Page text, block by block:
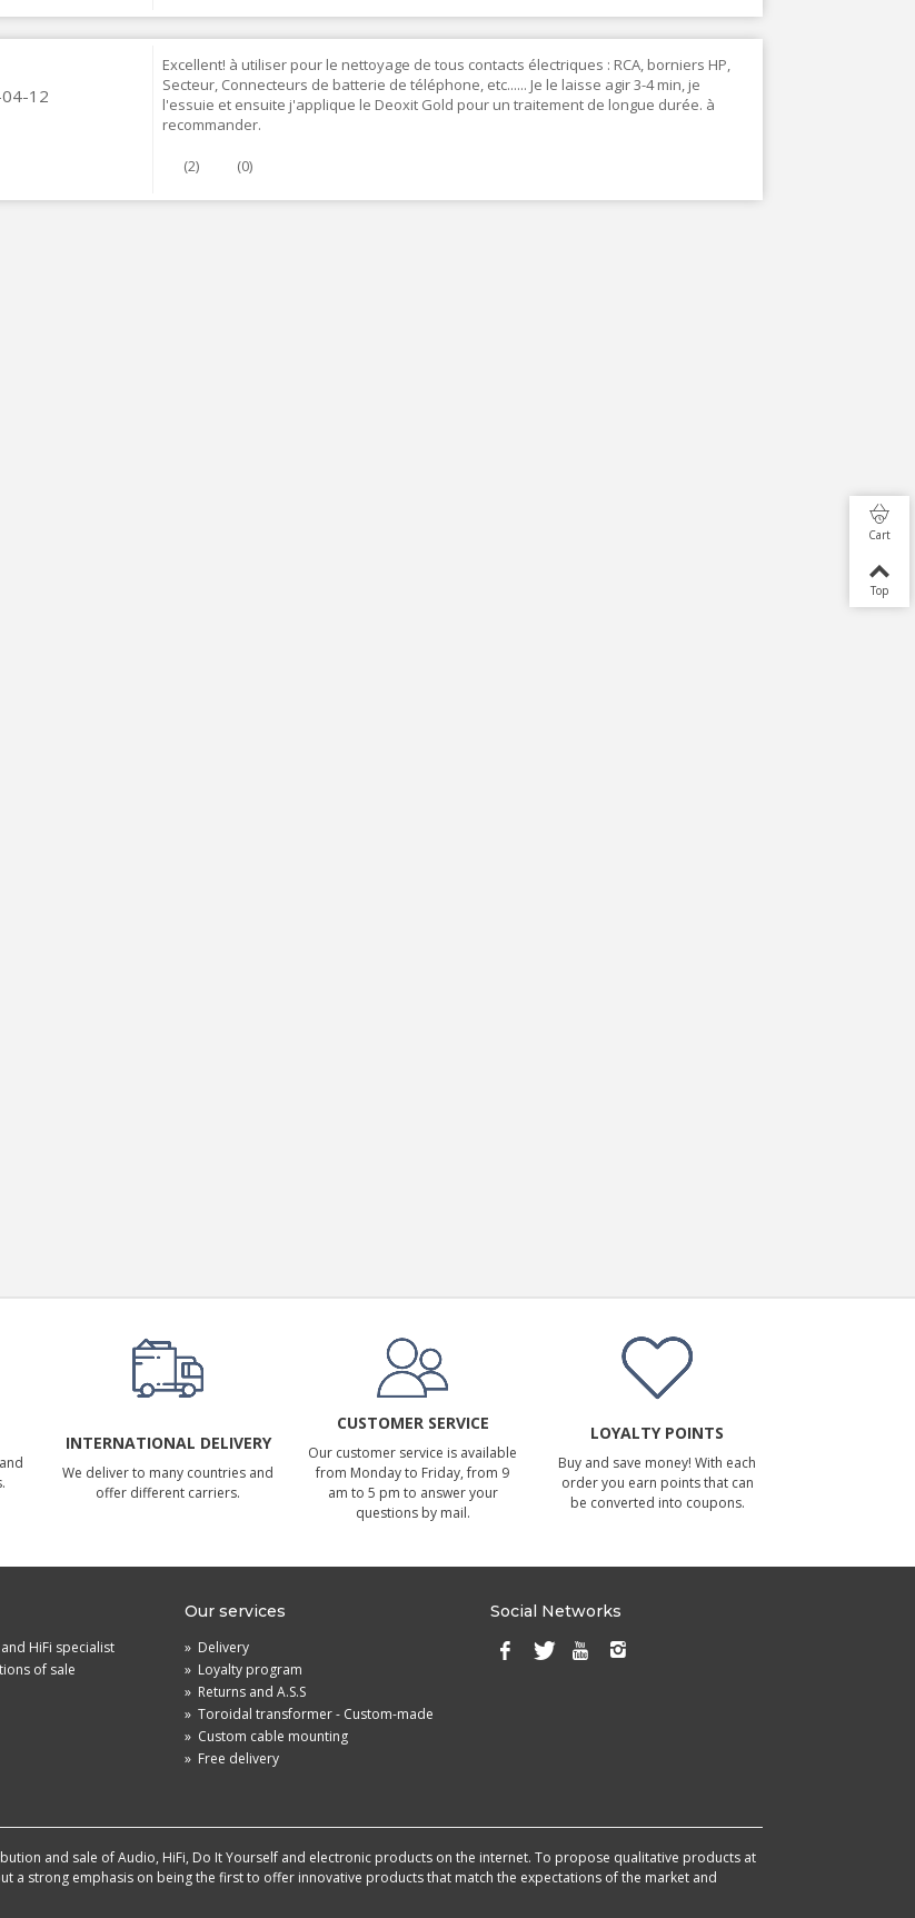
12
Excellent! à utiliser pour le nettoyage de tous contacts électriques : RCA, borniers HP,
Secteur, Connecteurs de batterie de téléphone, etc...... Je le laisse agir 3-4 min, je
l'essuie et ensuite j'applique le Deoxit Gold pour un traitement de longue durée. à
recommander.
(2) (0)
INTERNATIONAL DELIVERY
We deliver to many countries and
offer different carriers.
CUSTOMER SERVICE
Our customer service is available
from Monday to Friday, from 9
am to 5 pm to answer your
questions by mail.
LOYALTY POINTS
Buy and save money! With each
order you earn points that can
be converted into coupons.
HiFi specialist
of sale
Our services
» Delivery
» Loyalty program
» Returns and A.S.S
» Toroidal transformer - Custom-made
» Custom cable mounting
» Free delivery
Social Networks
and sale of Audio, HiFi, Do It Yourself and electronic products on the internet. To propose qualitative products at
a strong emphasis on being the first to offer innovative products that match the expectations of the market and
Cart
Top